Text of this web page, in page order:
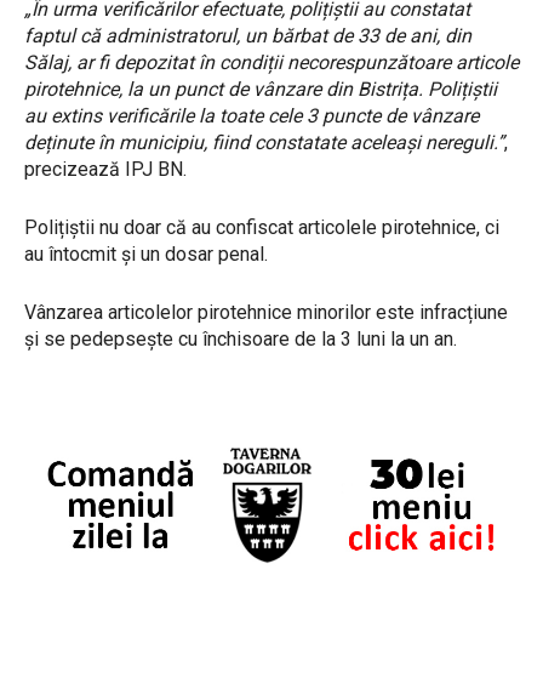
„În urma verificărilor efectuate, polițiștii au constatat
faptul că administratorul, un bărbat de 33 de ani, din
Sălaj, ar fi depozitat în condiții necorespunzătoare articole
pirotehnice, la un punct de vânzare din Bistrița. Polițiștii
au extins verificările la toate cele 3 puncte de vânzare
deținute în municipiu, fiind constatate aceleași nereguli.”,
precizează IPJ BN.
Polițiștii nu doar că au confiscat articolele pirotehnice, ci
au întocmit și un dosar penal.
Vânzarea articolelor pirotehnice minorilor este infracțiune
și se pedepsește cu închisoare de la 3 luni la un an.